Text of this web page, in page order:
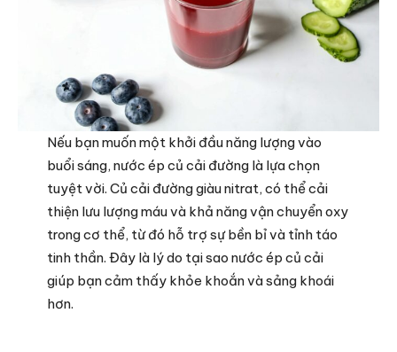
Nếu bạn muốn một khởi đầu năng lượng vào
buổi sáng, nước ép củ cải đường là lựa chọn
tuyệt vời. Củ cải đường giàu nitrat, có thể cải
thiện lưu lượng máu và khả năng vận chuyển oxy
trong cơ thể, từ đó hỗ trợ sự bền bỉ và tỉnh táo
tinh thần. Đây là lý do tại sao nước ép củ cải
giúp bạn cảm thấy khỏe khoắn và sảng khoái
hơn.